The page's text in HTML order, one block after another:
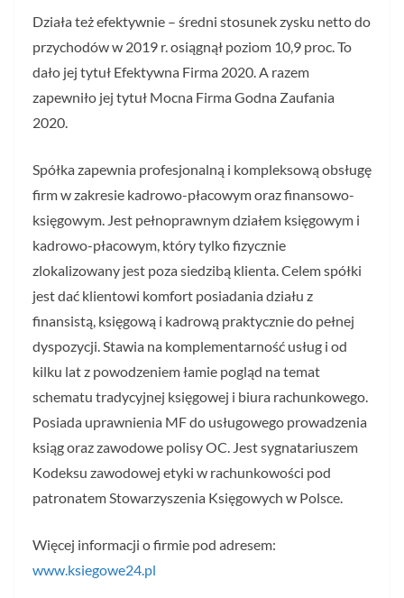
Działa też efektywnie – średni stosunek zysku netto do
przychodów w 2019 r. osiągnął poziom 10,9 proc. To
dało jej tytuł Efektywna Firma 2020. A razem
zapewniło jej tytuł Mocna Firma Godna Zaufania
2020.
Spółka zapewnia profesjonalną i kompleksową obsługę
firm w zakresie kadrowo-płacowym oraz finansowo-
księgowym. Jest pełnoprawnym działem księgowym i
kadrowo-płacowym, który tylko fizycznie
zlokalizowany jest poza siedzibą klienta. Celem spółki
jest dać klientowi komfort posiadania działu z
finansistą, księgową i kadrową praktycznie do pełnej
dyspozycji. Stawia na komplementarność usług i od
kilku lat z powodzeniem łamie pogląd na temat
schematu tradycyjnej księgowej i biura rachunkowego.
Posiada uprawnienia MF do usługowego prowadzenia
ksiąg oraz zawodowe polisy OC. Jest sygnatariuszem
Kodeksu zawodowej etyki w rachunkowości pod
patronatem Stowarzyszenia Księgowych w Polsce.
Więcej informacji o firmie pod adresem:
www.ksiegowe24.pl